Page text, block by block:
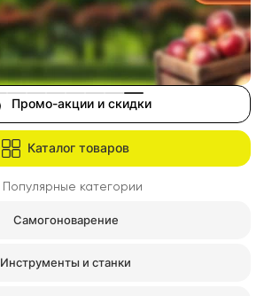
Промо-акции и скидки
Каталог товаров
Популярные категории
Самогоноварение
Инструменты и станки